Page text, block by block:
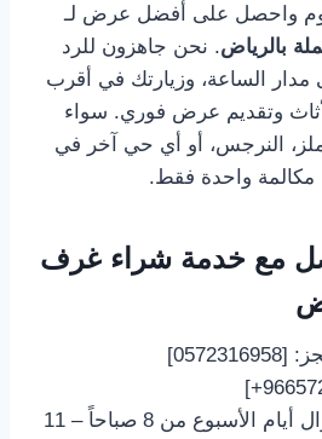
واحصل على أفضل عرض لـ
بالرياض. نحن جاهزون للرد
الساعة، وزيارتك في أقرب
وتقديم عرض فوري. سواء
النرجس، أو أي حي آخر في
مكالمة واحدة فقط.
مع خدمة شراء غرف
🕐 ساعات العمل: طوال أيام الأسبوع من 8 صباحاً – 11